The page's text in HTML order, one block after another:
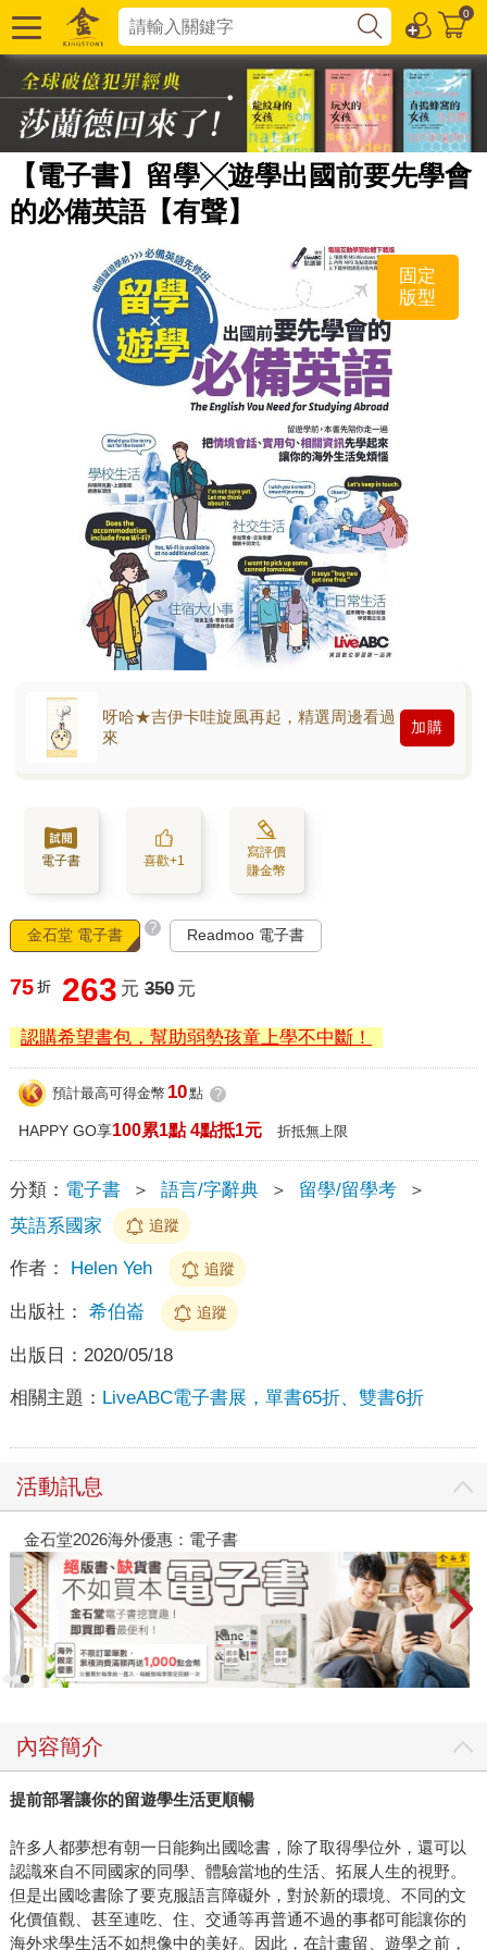
0
【電子書】留學╳遊學出國前要先學會
的必備英語【有聲】
固定
版型
呀哈★吉伊卡哇旋風再起，精選周邊看過
來
加購
電子書 喜歡+1
寫評價
賺金幣
金石堂 電子書 ? Readmoo 電子書
75 折 263 元 350 元
認購希望書包，幫助弱勢孩童上學不中斷！
預計最高可得金幣 10點 ?
HAPPY GO享100累1點 4點抵1元 折抵無上限
分類： 電子書 ＞ 語言/字辭典 ＞ 留學/留學考
＞
英語系國家
追蹤
作者： Helen Yeh 追蹤
出版社： 希伯崙 追蹤
出版日： 2020/05/18
相關主題： LiveABC電子書展，單書65折、雙書6折
活動訊息
金石堂2026海外優惠：電子書
內容簡介
提前部署讓你的留遊學生活更順暢
許多人都夢想有朝一日能夠出國唸書，除了取得學位外，還可以
認識來自不同國家的同學、體驗當地的生活、拓展人生的視野。
但是出國唸書除了要克服語言障礙外，對於新的環境、不同的文
化價值觀、甚至連吃、住、交通等再普通不過的事都可能讓你的
海外求學生活不如想像中的美好。因此，在計畫留、遊學之前，